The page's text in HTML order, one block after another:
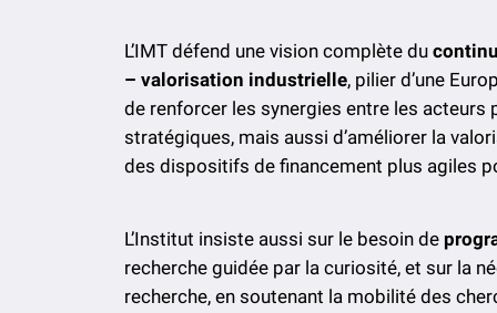
L’IMT défend une vision complète du
– valorisation industrielle, pilier d’une
de renforcer les synergies entre les
stratégiques, mais aussi d’améliorer la
des dispositifs de financement plus agiles
L’Institut insiste aussi sur le besoin de
recherche guidée par la curiosité, et sur la
recherche, en soutenant la mobilité des